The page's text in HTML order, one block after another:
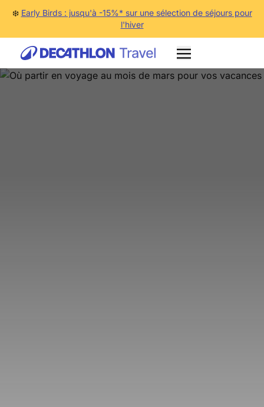
❄️ Early Birds : jusqu'à -15%* sur une sélection de séjours pour
l'hiver